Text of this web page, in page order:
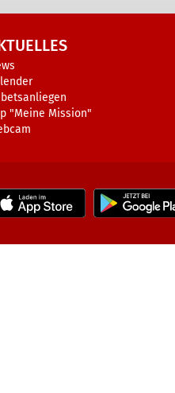
"Meine Mission"